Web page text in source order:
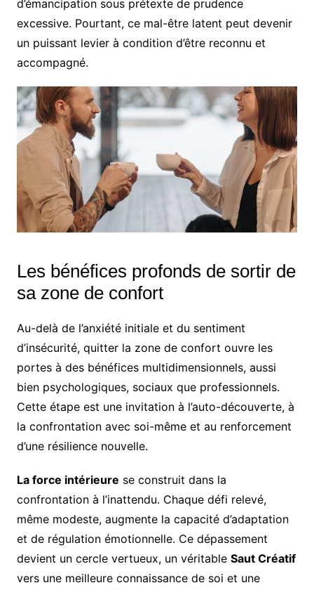
d’émancipation sous prétexte de prudence
excessive. Pourtant, ce mal-être latent peut devenir
un puissant levier à condition d’être reconnu et
accompagné.
Les bénéfices profonds de sortir de
sa zone de confort
Au-delà de l’anxiété initiale et du sentiment
d’insécurité, quitter la zone de confort ouvre les
portes à des bénéfices multidimensionnels, aussi
bien psychologiques, sociaux que professionnels.
Cette étape est une invitation à l’auto-découverte, à
la confrontation avec soi-même et au renforcement
d’une résilience nouvelle.
La force intérieure se construit dans la
confrontation à l’inattendu. Chaque défi relevé,
même modeste, augmente la capacité d’adaptation
et de régulation émotionnelle. Ce dépassement
devient un cercle vertueux, un véritable Saut Créatif
vers une meilleure connaissance de soi et une